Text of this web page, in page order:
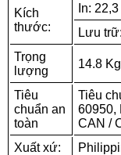
Kích
thước:
In:
Lưu
Trọng
lượng
14.8 Kg
Tiêu
chuẩn an
toàn
Tiêu
60950,
CAN /
Xuất xứ: